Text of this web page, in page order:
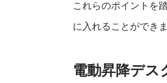
これらのポイントを
に入れることができま
電動昇降デス